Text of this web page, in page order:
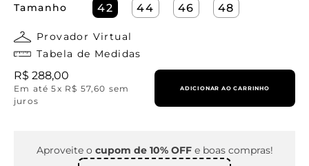
Tamanho 42 44 46 48
Provador Virtual
Tabela de Medidas
R$ 288,00
Em até5x R$ 57,60 sem
juros
ADICIONAR AO CARRINHO
Aproveite o cupom de 10% OFFe boas compras!